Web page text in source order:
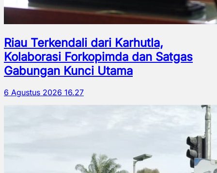
Riau Terkendali dari Karhutla,
Kolaborasi Forkopimda dan Satgas
Gabungan Kunci Utama
6 Agustus 2026 16.27